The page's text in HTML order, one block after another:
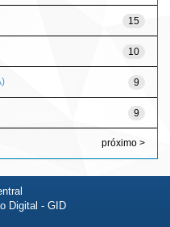
15
10
9
9
próximo >
Digital - GID